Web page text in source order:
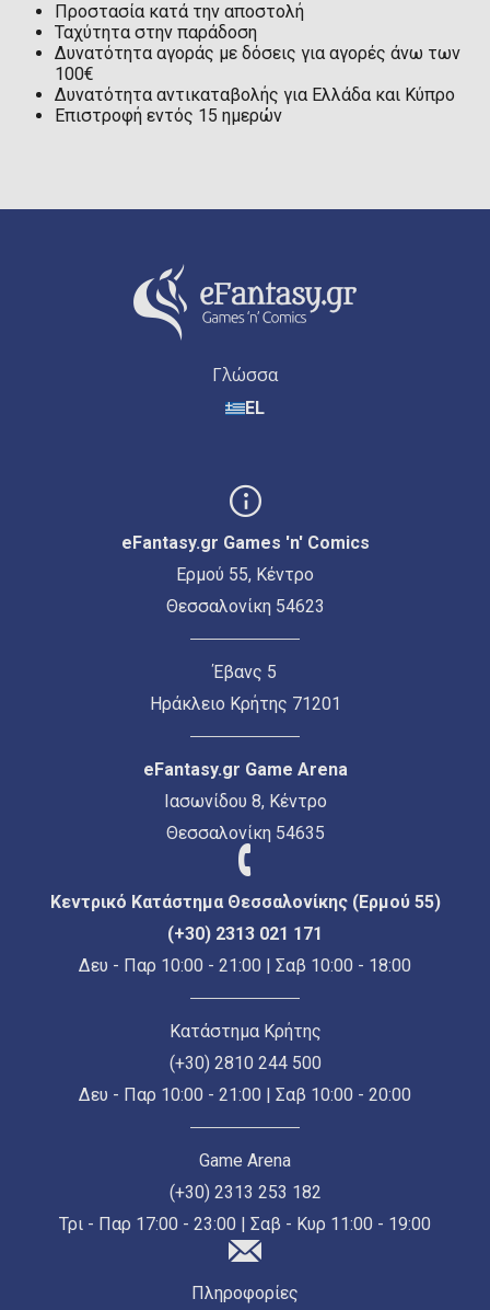
Προστασία κατά την αποστολή
Ταχύτητα στην παράδοση
Δυνατότητα αγοράς με δόσεις για αγορές άνω των
100€
Δυνατότητα αντικαταβολής για Ελλάδα και Κύπρο
Επιστροφή εντός 15 ημερών
Γλώσσα
EL
eFantasy.gr Games 'n' Comics
Ερμού 55, Κέντρο
Θεσσαλονίκη 54623
Έβανς 5
Ηράκλειο Κρήτης 71201
eFantasy.gr Game Arena
Ιασωνίδου 8, Κέντρο
Θεσσαλονίκη 54635
Κεντρικό Κατάστημα Θεσσαλονίκης (Ερμού 55)
(+30) 2313 021 171
Δευ - Παρ 10:00 - 21:00 | Σαβ 10:00 - 18:00
Κατάστημα Κρήτης
(+30) 2810 244 500
Δευ - Παρ 10:00 - 21:00 | Σαβ 10:00 - 20:00
Game Arena
(+30) 2313 253 182
Τρι - Παρ 17:00 - 23:00 | Σαβ - Κυρ 11:00 - 19:00
Πληροφορίες